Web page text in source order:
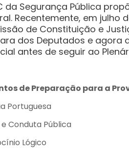
da Segurança Pública
Recentemente, em julho
de Constituição e
dos Deputados e agora
antes de seguir ao
de Preparação para a
Portuguesa
Conduta Pública
Lógico